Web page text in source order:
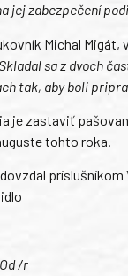
jej zabezpečení
Michal
sa z dvoch
tak, aby boli
je zastaviť
tohto roka.
/r